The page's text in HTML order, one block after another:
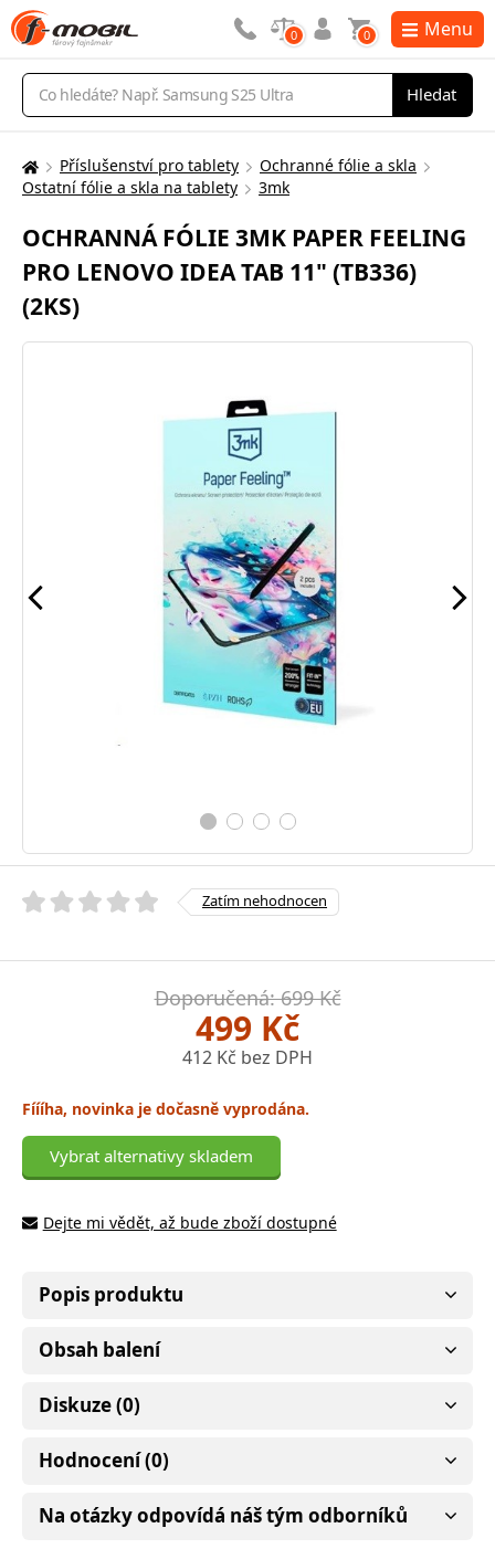
Vyhledávání
Hledat
0 0 Menu
Zde
nacházíte:
Příslušenství pro tablety
Ochranné fólie a skla
Ostatní fólie a skla na tablety
3mk
OCHRANNÁ FÓLIE 3MK PAPER FEELING
PRO LENOVO IDEA TAB 11" (TB336)
(2KS)
Zatím nehodnocen
Doporučená: 699 Kč
499 Kč
412 Kč bez DPH
Fíííha, novinka je dočasně vyprodána.
Vybrat alternativy skladem
Dejte mi vědět, až bude zboží dostupné
Popis produktu
Obsah balení
Diskuze (0)
Hodnocení (0)
Na otázky odpovídá náš tým odborníků